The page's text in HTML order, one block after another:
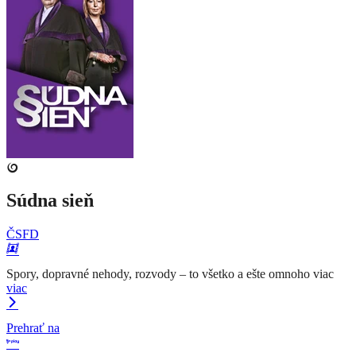
Súdna sieň
ČSFD
Spory, dopravné nehody, rozvody – to všetko a ešte omnoho viac
viac
Prehrať na